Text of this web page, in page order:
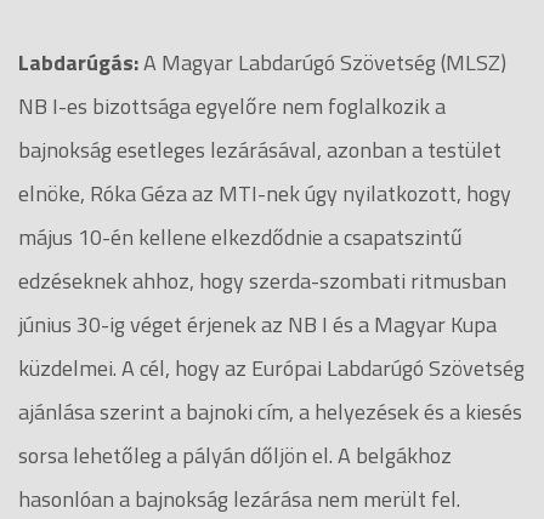
Labdarúgás:A Magyar Labdarúgó Szövetség (MLSZ)
NB I-es bizottsága egyelőre nem foglalkozik a
bajnokság esetleges lezárásával, azonban a testület
elnöke, Róka Géza az MTI-nek úgy nyilatkozott, hogy
május 10-én kellene elkezdődnie a csapatszintű
edzéseknek ahhoz, hogy szerda-szombati ritmusban
június 30-ig véget érjenek az NB I és a Magyar Kupa
küzdelmei. A cél, hogy az Európai Labdarúgó Szövetség
ajánlása szerint a bajnoki cím, a helyezések és a kiesés
sorsa lehetőleg a pályán dőljön el. A belgákhoz
hasonlóan a bajnokság lezárása nem merült fel.